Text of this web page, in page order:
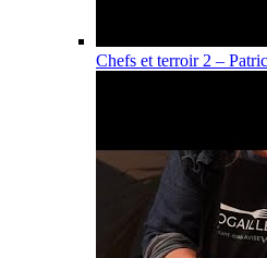
Chefs et terroir 2 –